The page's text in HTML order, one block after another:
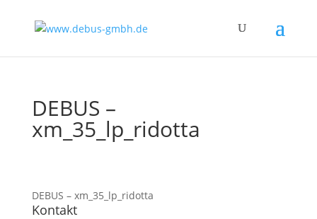
DEBUS –
xm_35_lp_ridotta
DEBUS – xm_35_lp_ridotta
Kontakt